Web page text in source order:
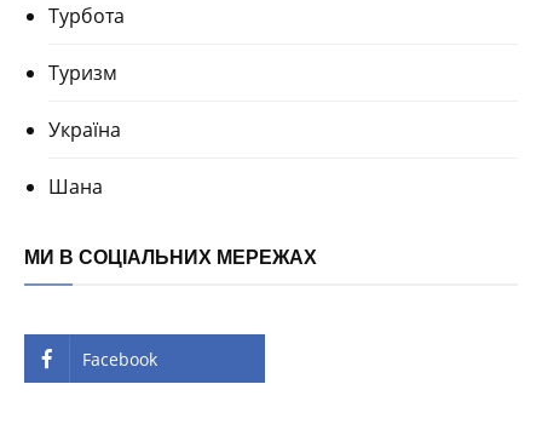
Турбота
Туризм
Україна
Шана
МИ В СОЦІАЛЬНИХ МЕРЕЖАХ
Facebook